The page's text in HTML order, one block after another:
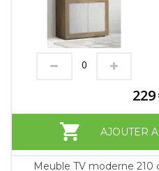
229
AJOUTER
Meuble TV moderne